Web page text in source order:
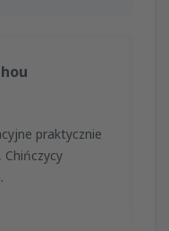
praktycznie